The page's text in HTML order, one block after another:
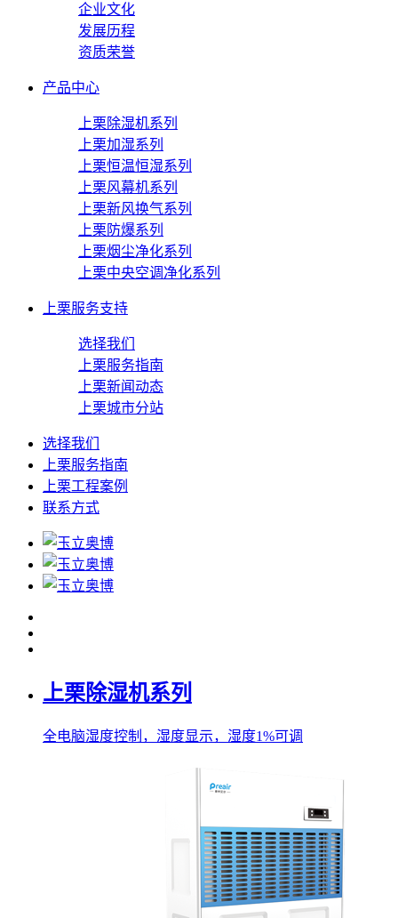
企业文化
发展历程
资质荣誉
产品中心
上栗除湿机系列
上栗加湿系列
上栗恒温恒湿系列
上栗风幕机系列
上栗新风换气系列
上栗防爆系列
上栗烟尘净化系列
上栗中央空调净化系列
上栗服务支持
选择我们
上栗服务指南
上栗新闻动态
上栗城市分站
选择我们
上栗服务指南
上栗工程案例
联系方式
上栗除湿机系列
全电脑湿度控制，湿度显示，湿度1%可调